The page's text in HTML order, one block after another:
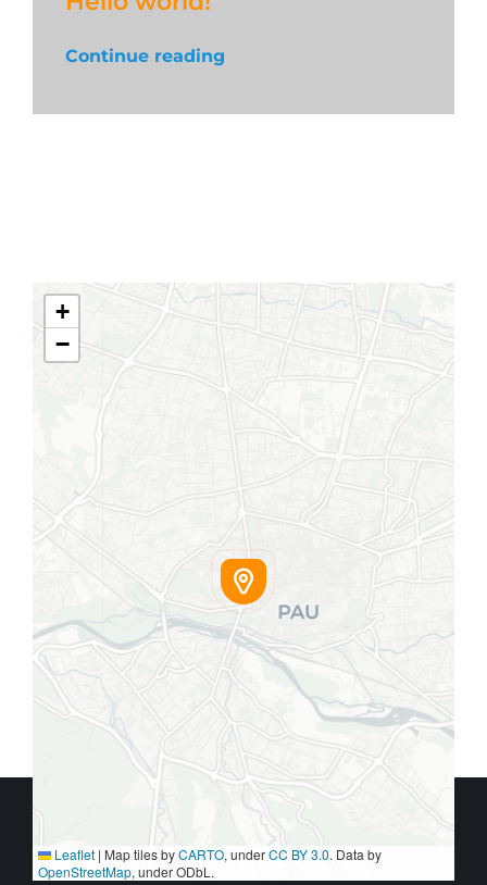
Continue reading
+
−
Leaflet | Map tiles byCARTO, underCC BY 3.0. Data by
OpenStreetMap, under ODbL.